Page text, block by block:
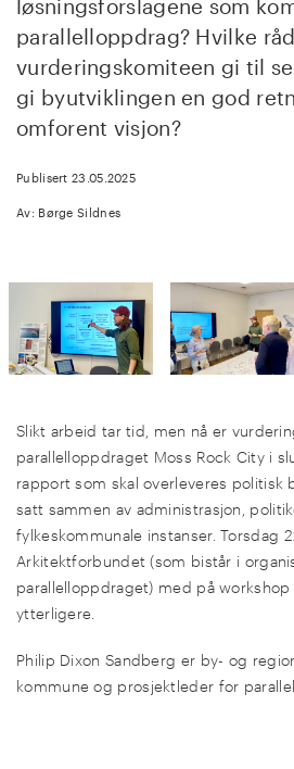
løsningsforslagene som
parallelloppdrag? Hvilke
vurderingskomiteen gi til
gi byutviklingen en god
omforent visjon?
Publisert 23.05.2025
Av: Børge Sildnes
Slikt arbeid tar tid, men nå er
parallelloppdraget Moss Rock City i
rapport som skal overleveres politisk
satt sammen av administrasjon,
fylkeskommunale instanser. Torsdag
Arkitektforbundet (som bistår i
parallelloppdraget) med på
ytterligere.
Philip Dixon Sandberg er by- og
kommune og prosjektleder for